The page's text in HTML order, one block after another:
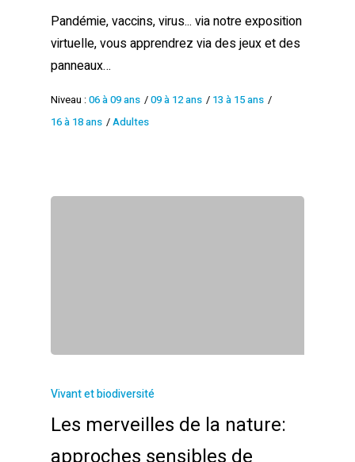
Pandémie, vaccins, virus... via notre exposition
virtuelle, vous apprendrez via des jeux et des
panneaux…
Niveau :06 à 09 ans /09 à 12 ans / 13 à 15 ans /
16 à 18 ans /Adultes
Vivant et biodiversité
Les merveilles de la nature: